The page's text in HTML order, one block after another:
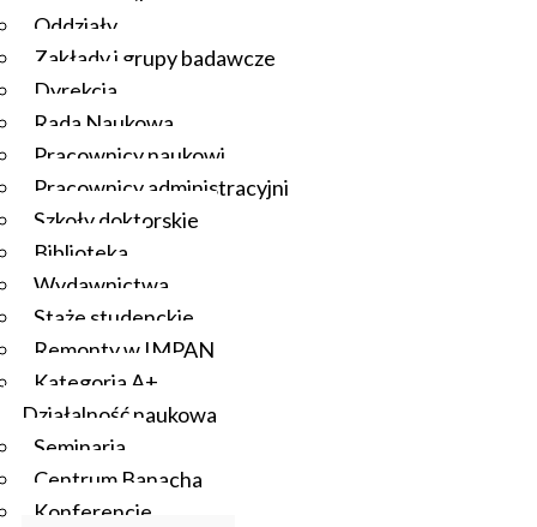
Oddziały
Zakłady i grupy badawcze
Dyrekcja
Rada Naukowa
Pracownicy naukowi
Pracownicy administracyjni
Szkoły doktorskie
Biblioteka
Wydawnictwa
Staże studenckie
Remonty w IMPAN
Kategoria A+
Działalność naukowa
Seminaria
Centrum Banacha
Konferencje